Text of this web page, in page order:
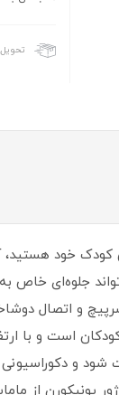
جلوه‌ای
و اتصال
و دکوراسیونی
یونیکورن از